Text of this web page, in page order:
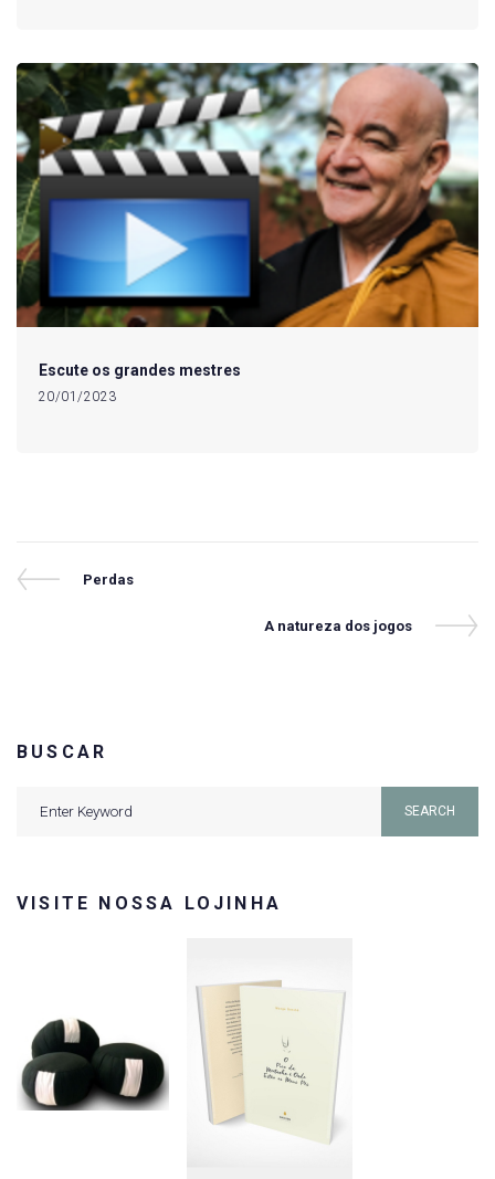
Escute os grandes mestres
20/01/2023
Navegação
Previous
Perdas
Next
A natureza dos jogos
BUSCAR
SEARCH
VISITE NOSSA LOJINHA